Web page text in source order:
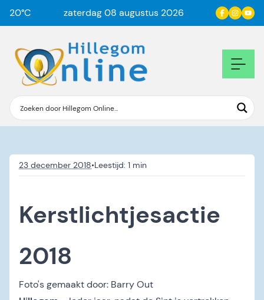
20°C zaterdag 08 augustus 2026
23 december 2018•
Kerstlichtjesactie
2018
Foto's gemaakt door: Barry Out